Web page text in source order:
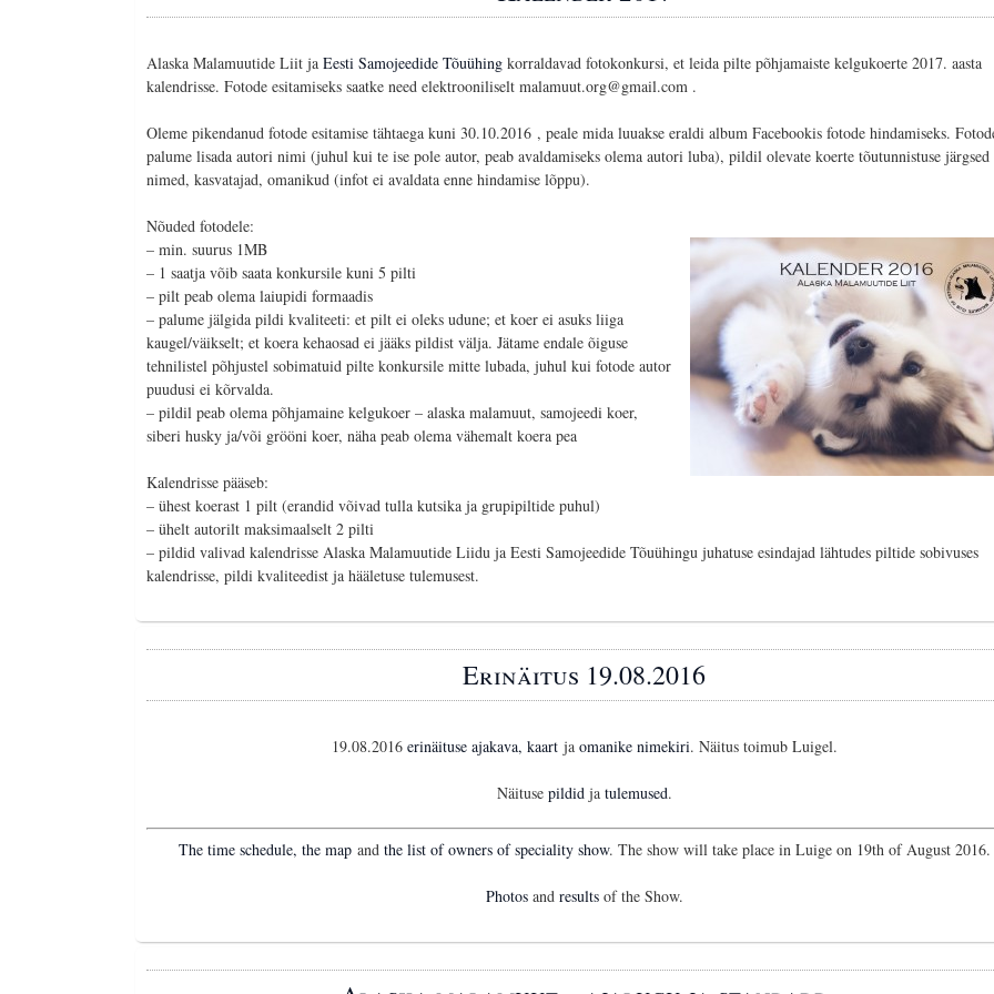
Alaska Malamuutide Liit ja Eesti Samojeedide Tõuühing korraldavad fotokonkursi, et leida pilte põhjamaiste kelgukoerte 2017. aasta
kalendrisse. Fotode esitamiseks saatke need elektrooniliselt malamuut.org@gmail.com .
Oleme pikendanud fotode esitamise tähtaega kuni 30.10.2016 , peale mida luuakse eraldi album Facebookis fotode hindamiseks.
palume lisada autori nimi (juhul kui te ise pole autor, peab avaldamiseks olema autori luba), pildil olevate koerte tõutunnistuse järgsed
nimed, kasvatajad, omanikud (infot ei avaldata enne hindamise lõppu).
Nõuded fotodele:
– min. suurus 1MB
– 1 saatja võib saata konkursile kuni 5 pilti
– pilt peab olema laiupidi formaadis
– palume jälgida pildi kvaliteeti: et pilt ei oleks udune; et koer ei asuks liiga
kaugel/väikselt; et koera kehaosad ei jääks pildist välja. Jätame endale õiguse
tehnilistel põhjustel sobimatuid pilte konkursile mitte lubada, juhul kui fotode autor
puudusi ei kõrvalda.
– pildil peab olema põhjamaine kelgukoer – alaska malamuut, samojeedi koer,
siberi husky ja/või grööni koer, näha peab olema vähemalt koera pea
Kalendrisse pääseb:
– ühest koerast 1 pilt (erandid võivad tulla kutsika ja grupipiltide puhul)
– ühelt autorilt maksimaalselt 2 pilti
– pildid valivad kalendrisse Alaska Malamuutide Liidu ja Eesti Samojeedide Tõuühingu juhatuse esindajad lähtudes piltide sobivuses
kalendrisse, pildi kvaliteedist ja hääletuse tulemusest.
Erinäitus 19.08.2016
19.08.2016 erinäituse ajakava, kaartja omanike nimekiri. Näitus toimub Luigel.
Näituse pildid ja tulemused.
The time schedule, the mapand the list of owners of speciality show. The show will take place in Luige on 19th of August 2016.
Photos and resultsof the Show.